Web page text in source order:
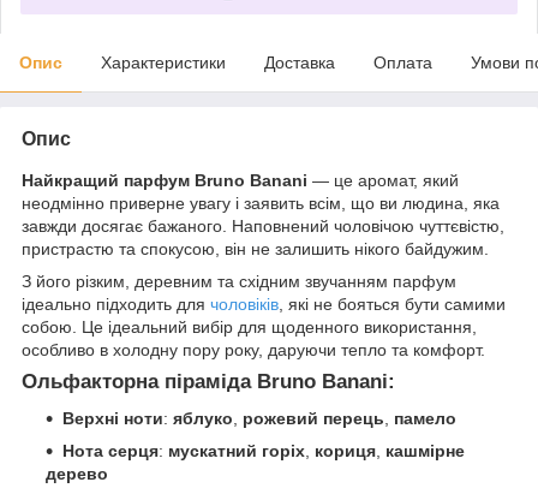
Опис Характеристики Доставка Оплата Умови
Опис
Найкращий парфум Bruno Banani — це аромат, який
неодмінно приверне увагу і заявить всім, що ви людина, яка
завжди досягає бажаного. Наповнений чоловічою чуттєвістю,
пристрастю та спокусою, він не залишить нікого байдужим.
З його різким, деревним та східним звучанням парфум
ідеально підходить для чоловіків , які не бояться бути самими
собою. Це ідеальний вибір для щоденного використання,
особливо в холодну пору року, даруючи тепло та комфорт.
Ольфакторна піраміда Bruno Banani:
Верхні ноти: яблуко рожевий перець
памело
Нота серця: мускатний горіх кориця кашмірне
дерево